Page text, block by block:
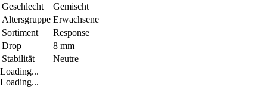
Geschlecht
Gemischt
Altersgruppe Erwachsene
Sortiment
Response
Drop
8 mm
Stabilität
Neutre
Loading...
Loading...